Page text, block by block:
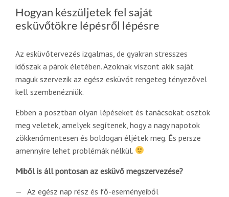
Hogyan készüljetek fel saját
esküvőtökre lépésről lépésre
Az esküvőtervezés izgalmas, de gyakran stresszes
időszak a párok életében. Azoknak viszont akik saját
maguk szervezik az egész esküvőt rengeteg tényezővel
kell szembenézniük.
Ebben a posztban olyan lépéseket és tanácsokat osztok
meg veletek, amelyek segítenek, hogy a nagy napotok
zökkenőmentesen és boldogan éljétek meg. És persze
amennyire lehet problémák nélkül.
Miből is áll pontosan az esküvő megszervezése?
Az egész nap rész és fő-eseményeiből